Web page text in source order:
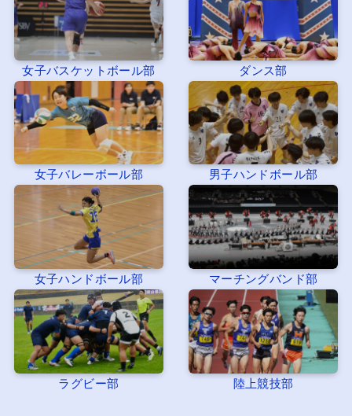
女子バスケットボール部 ダンス部
女子バレーボール部 男子ハンドボール部
女子ハンドボール部 マーチングバンド部
ラグビー部 陸上競技部